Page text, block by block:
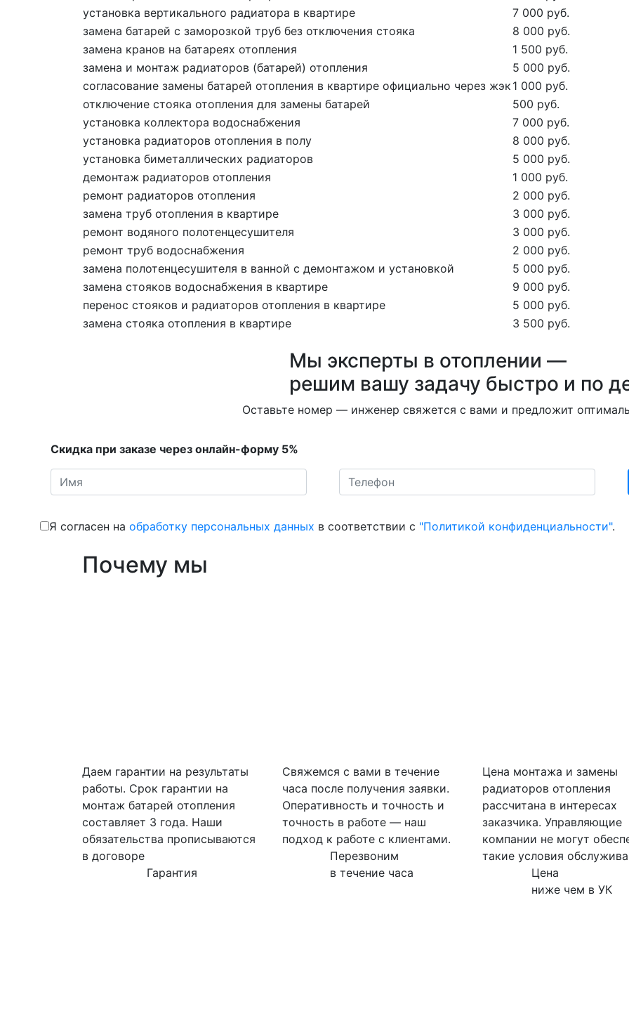
установка вертикального радиатора в квартире
7 000 руб.
замена батарей с заморозкой труб без отключения стояка
8 000 руб.
замена кранов на батареях отопления
1 500 руб.
замена и монтаж радиаторов (батарей) отопления
5 000 руб.
согласование замены батарей отопления в квартире официально через жэк 1 000 руб.
отключение стояка отопления для замены батарей
500 руб.
установка коллектора водоснабжения
7 000 руб.
установка радиаторов отопления в полу
8 000 руб.
установка биметаллических радиаторов
5 000 руб.
демонтаж радиаторов отопления
1 000 руб.
ремонт радиаторов отопления
2 000 руб.
замена труб отопления в квартире
3 000 руб.
ремонт водяного полотенцесушителя
3 000 руб.
ремонт труб водоснабжения
2 000 руб.
замена полотенцесушителя в ванной с демонтажом и установкой
5 000 руб.
замена стояков водоснабжения в квартире
9 000 руб.
перенос стояков и радиаторов отопления в квартире
5 000 руб.
замена стояка отопления в квартире
3 500 руб.
Мы эксперты в отоплении —
решим вашу задачу быстро и по
Оставьте номер — инженер свяжется с вами и предложит
Скидка при заказе через онлайн-форму 5%
Я согласен на обработку персональных данных в соответствии с "Политикой конфиденциальности".
Почему мы
Даем гарантии на результаты
работы. Срок гарантии на
монтаж батарей отопления
составляет 3 года. Наши
обязательства прописываются
в договоре
Гарантия
Свяжемся с вами в течение
часа после получения заявки.
Оперативность и точность и
точность в работе — наш
подход к работе с клиентами.
Перезвоним
в течение часа
Цена монтажа и замены
радиаторов отопления
рассчитана в интересах
заказчика. Управляющие
компании не могут
такие условия
Цена
ниже чем в УК